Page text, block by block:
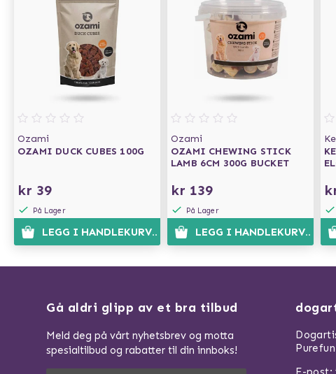
Ozami
OZAMI DUCK CUBES 100G
kr 39
På Lager
LEGG I HANDLEKURVEN
Ozami
OZAMI CHEWING STICK
LAMB 6CM 300G BUCKET
kr 139
På Lager
LEGG I HANDLEKURVEN
Gå aldri glipp av et bra tilbud
Meld deg på vårt nyhetsbrev og motta
spesialtilbud og rabatter til din innboks!